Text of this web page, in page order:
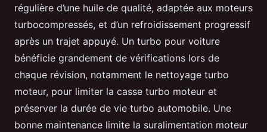
régulière d’une huile de qualité, adaptée aux moteurs
turbocompressés, et d’un refroidissement progressif
après un trajet appuyé. Un turbo pour voiture
bénéficie grandement de vérifications lors de
chaque révision, notamment le nettoyage turbo
moteur, pour limiter la casse turbo moteur et
préserver la durée de vie turbo automobile. Une
bonne maintenance limite la suralimentation moteur